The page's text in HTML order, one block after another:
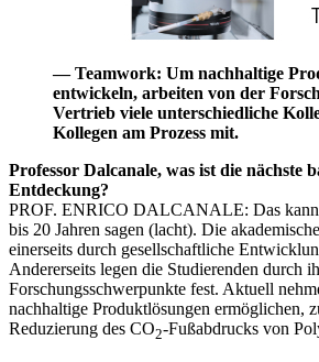
— Teamwork: Um nachhaltige
entwickeln, arbeiten von der
Vertrieb viele unterschiedliche
Kollegen am Prozess mit.
Professor Dalcanale, was ist die nächste
Entdeckung?
PROF. ENRICO DALCANALE: Das
bis 20 Jahren sagen (lacht). Die
einerseits durch gesellschaftliche
Andererseits legen die Studierenden durch
Forschungsschwerpunkte fest. Aktuell
nachhaltige Produktlösungen ermöglichen,
Reduzierung des CO2-Fußabdrucks von